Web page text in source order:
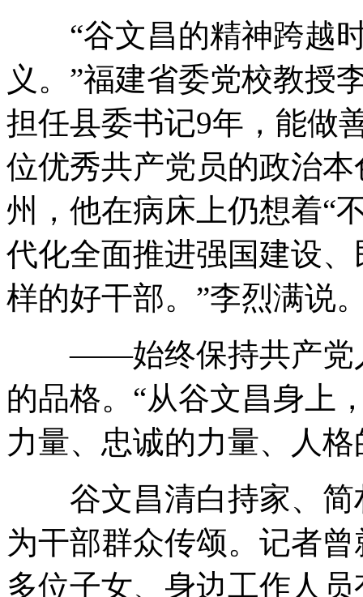
“谷文昌的精神跨越时
义。”福建省委党校教授
担任县委书记9年，能做
位优秀共产党员的政治
州，他在病床上仍想着“
代化全面推进强国建设
样的好干部。”李烈满说
——始终保持共产党人
的品格。“从谷文昌身上
力量、忠诚的力量、人
谷文昌清白持家、简
为干部群众传颂。记者
多位子女、身边工作人